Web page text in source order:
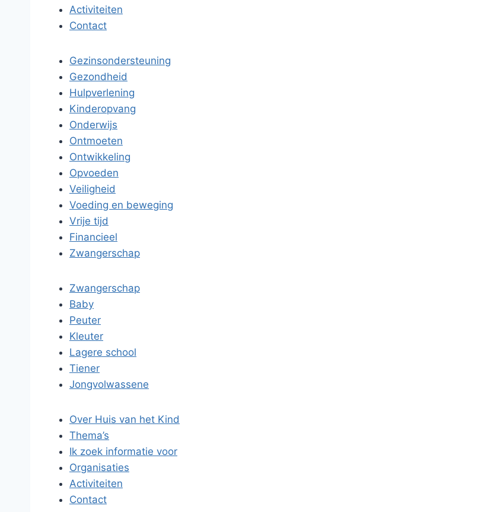
Activiteiten
Contact
Gezinsondersteuning
Gezondheid
Hulpverlening
Kinderopvang
Onderwijs
Ontmoeten
Ontwikkeling
Opvoeden
Veiligheid
Voeding en beweging
Vrije tijd
Financieel
Zwangerschap
Zwangerschap
Baby
Peuter
Kleuter
Lagere school
Tiener
Jongvolwassene
Over Huis van het Kind
Thema’s
Ik zoek informatie voor
Organisaties
Activiteiten
Contact